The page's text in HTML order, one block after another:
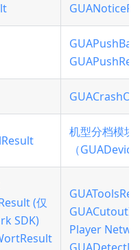
机型分档模块
（
(仅
SDK)
Player